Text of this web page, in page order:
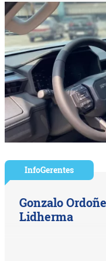
InfoGerentes
Gonzalo
Lidherma